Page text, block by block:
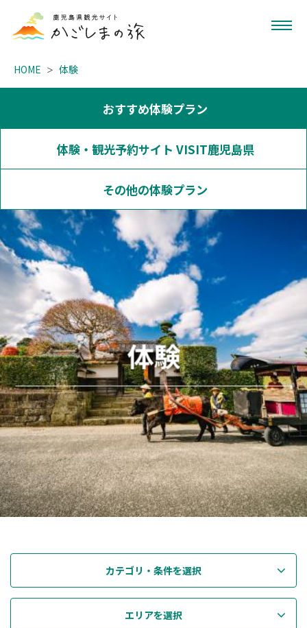
HOME 体験
おすすめ体験プラン
体験・観光予約サイト VISIT鹿児島県
その他の体験プラン
体験
カテゴリ・条件を選択
エリアを選択